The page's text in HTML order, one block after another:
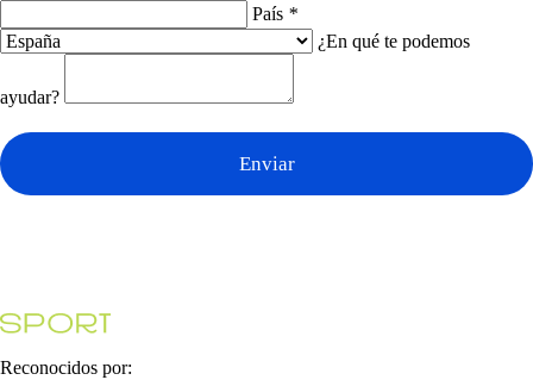
País *
¿En qué te podemos
ayudar?
Enviar
Reconocidos por: